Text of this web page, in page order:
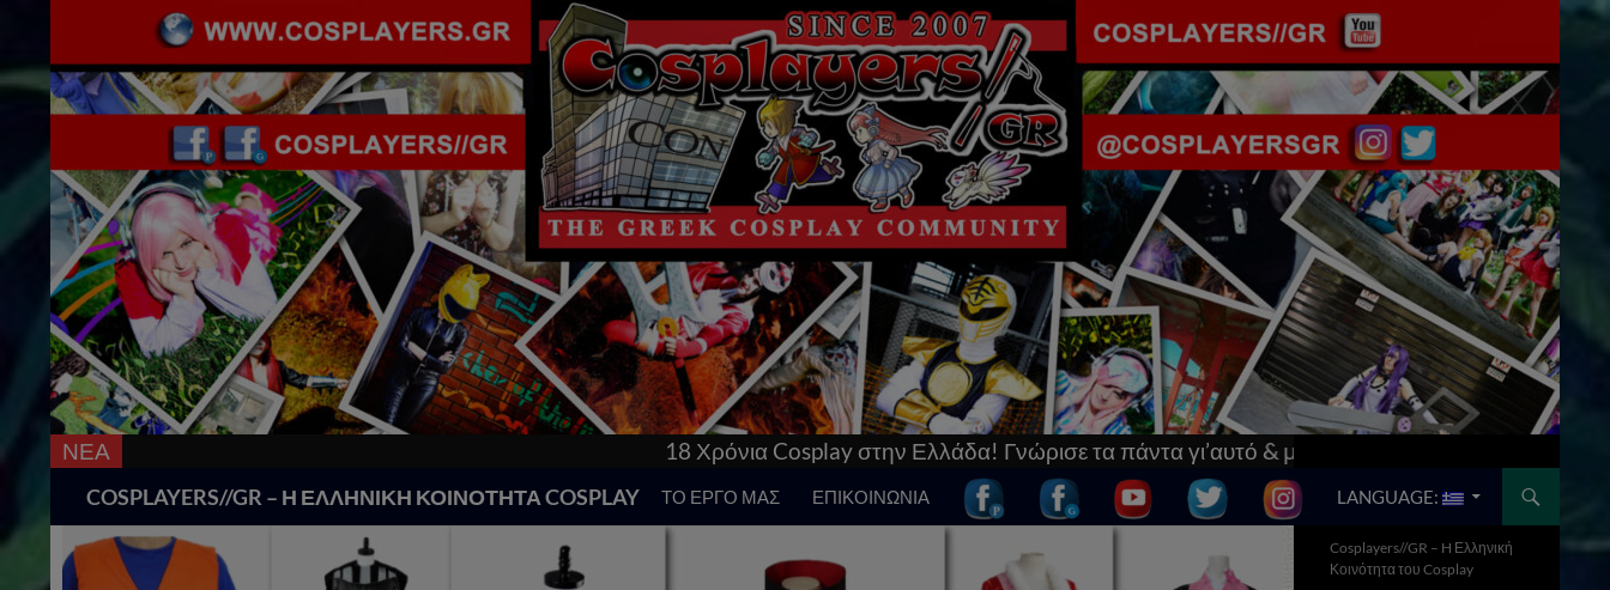
ΝΕΑ 18 Χρόνια Cosplay στην Ελλάδα! Γνώρισε τα πάντα γι’αυτό & μπες στο [Updated] AnimeCon: Run
COSPLAYERS//GR – Η ΕΛΛΗΝΙΚΗ ΚΟΙΝΟΤΗΤΑ COSPLAY
SKIP TO CONTENT
ΤΟ ΕΡΓΟ ΜΑΣ ΕΠΙΚΟΙΝΩΝΙΑ LANGUAGE:
Cosplayers//GR – H Ελληνική
Κοινότητα του Cosplay